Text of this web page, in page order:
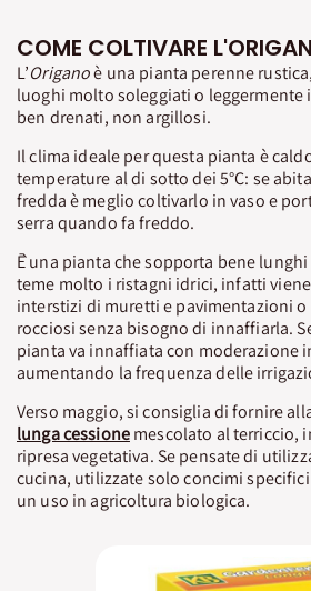
COME COLTIVARE
L’Origanoè una pianta perenne
luoghi molto soleggiati o leggermente
ben drenati, non argillosi.
Il clima ideale per questa pianta è
temperature al di sotto dei 5°C: se
fredda è meglio coltivarlo in vaso e
serra quando fa freddo.
Ḕ una pianta che sopporta bene
teme molto i ristagni idrici, infatti
interstizi di muretti e pavimentazioni
rocciosi senza bisogno di innaffiarla.
pianta va innaffiata con moderazione
aumentando la frequenza delle
Verso maggio, si consiglia di fornire
lunga cessionemescolato al terriccio,
ripresa vegetativa. Se pensate di
cucina, utilizzate solo concimi
un uso in agricoltura biologica.